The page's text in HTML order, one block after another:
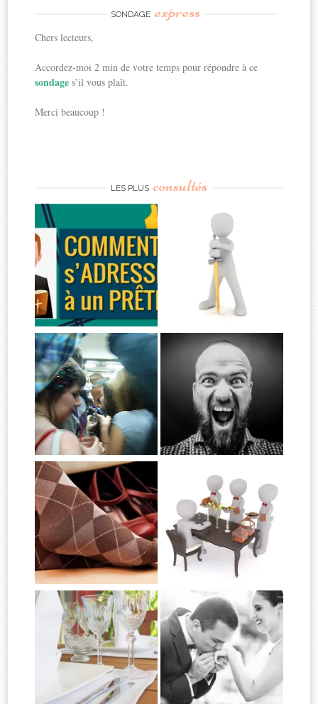
SONDAGE express
Chers lecteurs,
Accordez-moi 2 min de votre temps pour répondre à ce
sondages’il vous plaît.
Merci beaucoup !
LES PLUS consultés